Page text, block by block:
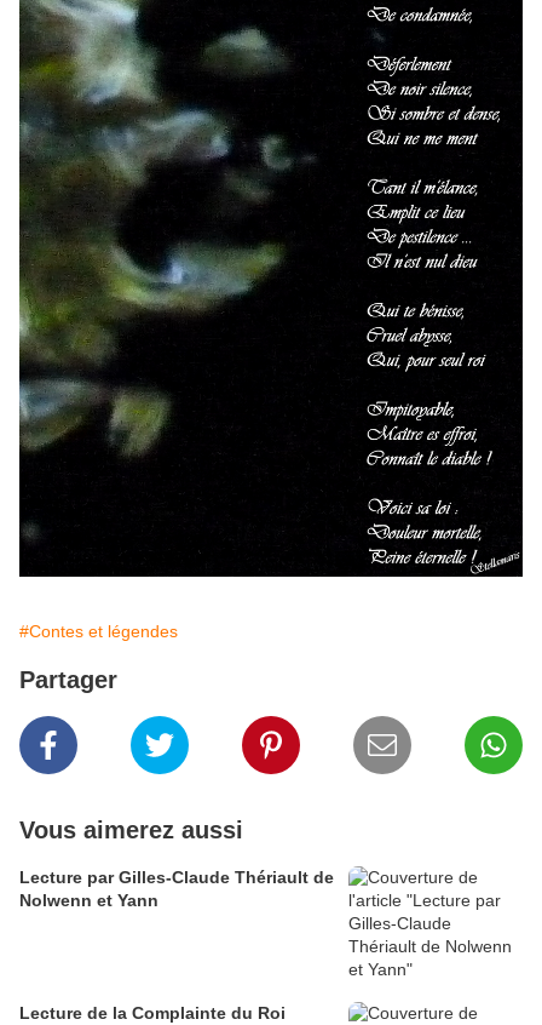
#Contes et légendes
Partager
Vous aimerez aussi
Lecture par Gilles-Claude Thériault de
Nolwenn et Yann
Lecture de la Complainte du Roi